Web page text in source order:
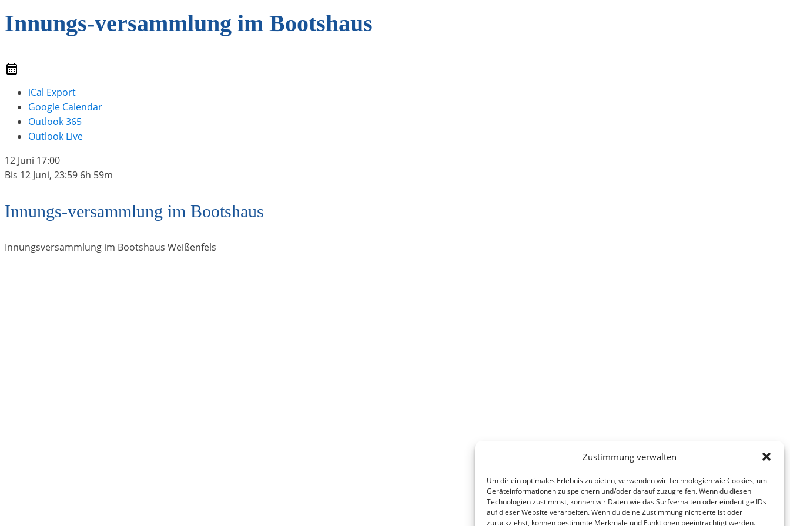
Zustimmung verwalten
Um dir ein optimales Erlebnis zu bieten, verwenden wir Technologien wie Cookies, um
Geräteinformationen zu speichern und/oder darauf zuzugreifen. Wenn du diesen
Technologien zustimmst, können wir Daten wie das Surfverhalten oder eindeutige IDs
auf dieser Website verarbeiten. Wenn du deine Zustimmung nicht erteilst oder
zurückziehst, können bestimmte Merkmale und Funktionen beeinträchtigt werden.
Innungs-versammlung im Bootshaus
iCal Export
Google Calendar
Outlook 365
Outlook Live
12 Juni 17:00
Bis 12 Juni, 23:59 6h 59m
Innungs-versammlung im Bootshaus
Innungsversammlung im Bootshaus Weißenfels